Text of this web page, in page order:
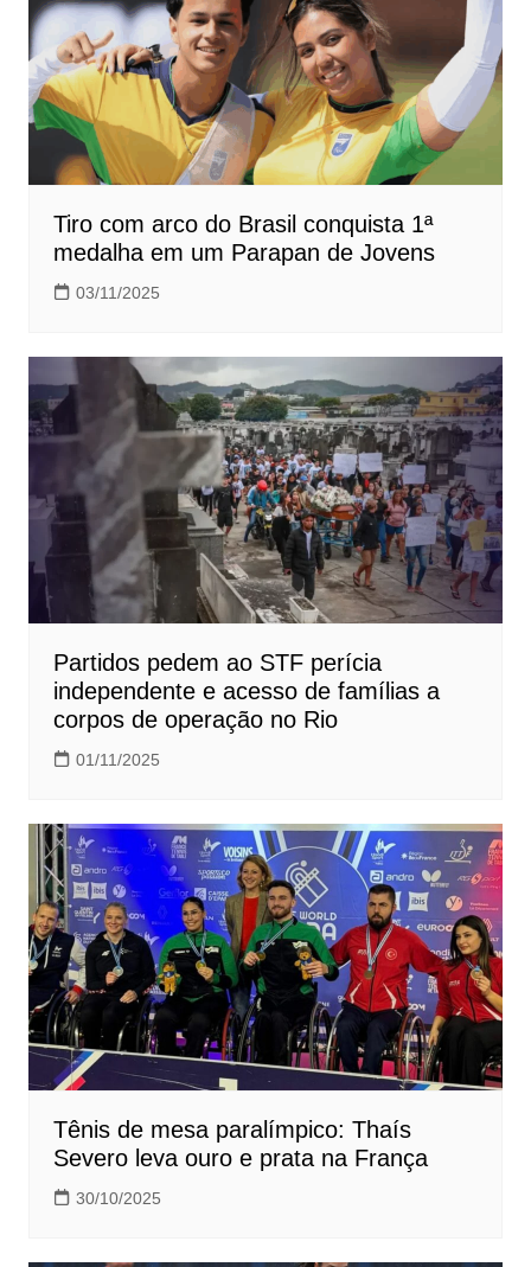
Tiro com arco do Brasil conquista 1ª
medalha em um Parapan de Jovens
03/11/2025
Partidos pedem ao STF perícia
independente e acesso de famílias a
corpos de operação no Rio
01/11/2025
Tênis de mesa paralímpico: Thaís
Severo leva ouro e prata na França
30/10/2025